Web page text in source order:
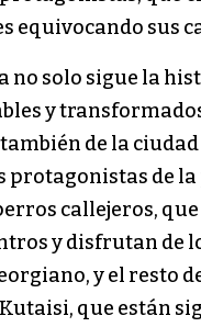
equivocando sus
no solo sigue la
y
de la ciudad
protagonistas de
callejeros,
y disfrutan de
y el resto
que están